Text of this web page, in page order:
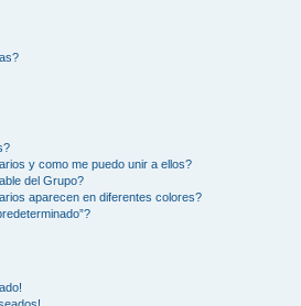
y como me puedo unir a ellos?
del Grupo?
aparecen en diferentes colores?